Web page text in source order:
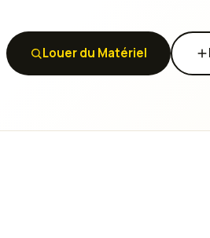
Louer du Matériel